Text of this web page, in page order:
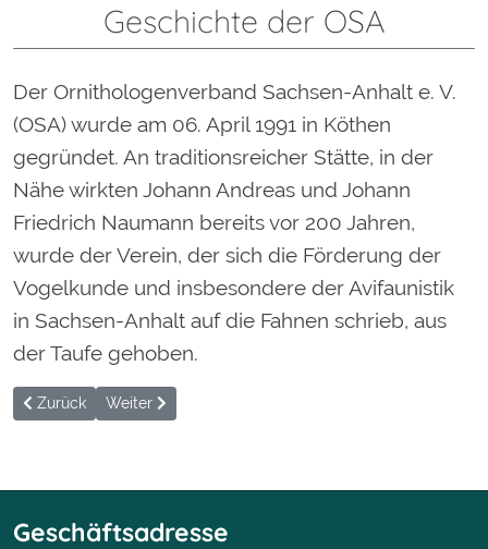
Geschichte der OSA
Der Ornithologenverband Sachsen-Anhalt e. V.
(OSA) wurde am 06. April 1991 in Köthen
gegründet. An traditionsreicher Stätte, in der
Nähe wirkten Johann Andreas und Johann
Friedrich Naumann bereits vor 200 Jahren,
wurde der Verein, der sich die Förderung der
Vogelkunde und insbesondere der Avifaunistik
in Sachsen-Anhalt auf die Fahnen schrieb, aus
der Taufe gehoben.
Vorheriger Beitrag: Wappenvogel
Zurück Nächster Beitrag: Willkommen
Weiter
Geschäftsadresse